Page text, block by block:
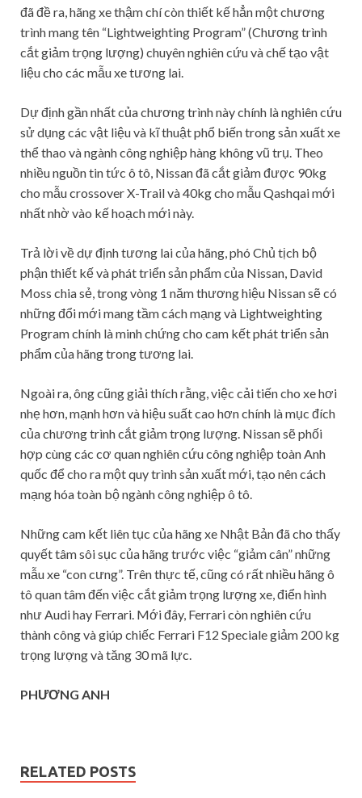
đã đề ra, hãng xe thậm chí còn thiết kế hẳn một chương
trình mang tên “Lightweighting Program” (Chương trình
cắt giảm trọng lượng) chuyên nghiên cứu và chế tạo vật
liệu cho các mẫu xe tương lai.
Dự định gần nhất của chương trình này chính là nghiên cứu
sử dụng các vật liệu và kĩ thuật phổ biến trong sản xuất xe
thể thao và ngành công nghiệp hàng không vũ trụ. Theo
nhiều nguồn tin tức ô tô, Nissan đã cắt giảm được 90kg
cho mẫu crossover X-Trail và 40kg cho mẫu Qashqai mới
nhất nhờ vào kế hoạch mới này.
Trả lời về dự định tương lai của hãng, phó Chủ tịch bộ
phận thiết kế và phát triển sản phẩm của Nissan, David
Moss chia sẻ, trong vòng 1 năm thương hiệu Nissan sẽ có
những đổi mới mang tầm cách mạng và Lightweighting
Program chính là minh chứng cho cam kết phát triển sản
phẩm của hãng trong tương lai.
Ngoài ra, ông cũng giải thích rằng, việc cải tiến cho xe hơi
nhẹ hơn, mạnh hơn và hiệu suất cao hơn chính là mục đích
của chương trình cắt giảm trọng lượng. Nissan sẽ phối
hợp cùng các cơ quan nghiên cứu công nghiệp toàn Anh
quốc để cho ra một quy trình sản xuất mới, tạo nên cách
mạng hóa toàn bộ ngành công nghiệp ô tô.
Những cam kết liên tục của hãng xe Nhật Bản đã cho thấy
quyết tâm sôi sục của hãng trước việc “giảm cân” những
mẫu xe “con cưng”. Trên thực tế, cũng có rất nhiều hãng ô
tô quan tâm đến việc cắt giảm trọng lượng xe, điển hình
như Audi hay Ferrari. Mới đây, Ferrari còn nghiên cứu
thành công và giúp chiếc Ferrari F12 Speciale giảm 200 kg
trọng lượng và tăng 30 mã lực.
PHƯƠNG ANH
RELATED POSTS